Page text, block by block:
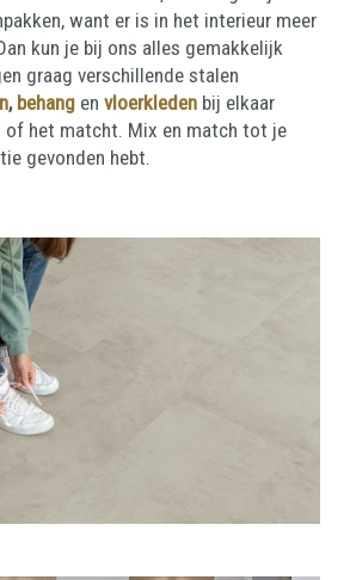
want er is in het interieur meer
kun je bij ons alles gemakkelijk
graag verschillende stalen
, behang en vloerkleden bij elkaar
of het matcht. Mix en match tot je
gevonden hebt.